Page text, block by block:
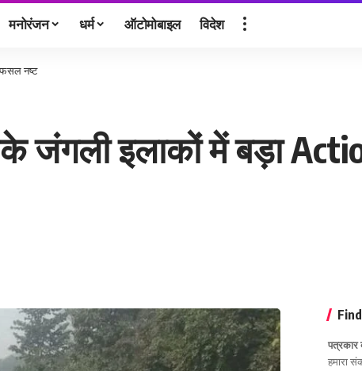
मनोरंजन धर्म ऑटोमोबाइल विदेश
फसल नष्ट
जंगली इलाकों में बड़ा
हमारा